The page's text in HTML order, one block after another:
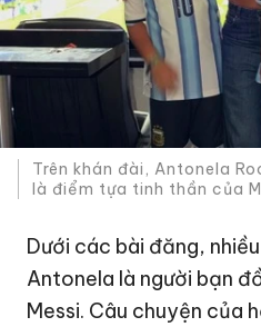
Trên khán đài, Antonela
là điểm tựa tinh thần của
Dưới các bài đăng,
Antonela là người bạn
Messi. Câu chuyện của